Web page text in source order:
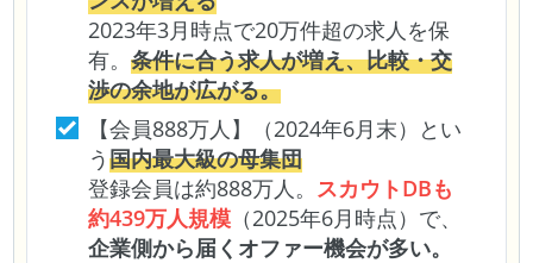
2023年3月時点で20万件超の求人を保
有。条件に合う求人が増え、比較・交
渉の余地が広がる。
【会員888万人】（2024年6月末）とい
う国内最大級の母集団
登録会員は約888万人。 スカウトDBも
約439万人規模 （2025年6月時点）で、
企業側から届くオファー機会が多い。